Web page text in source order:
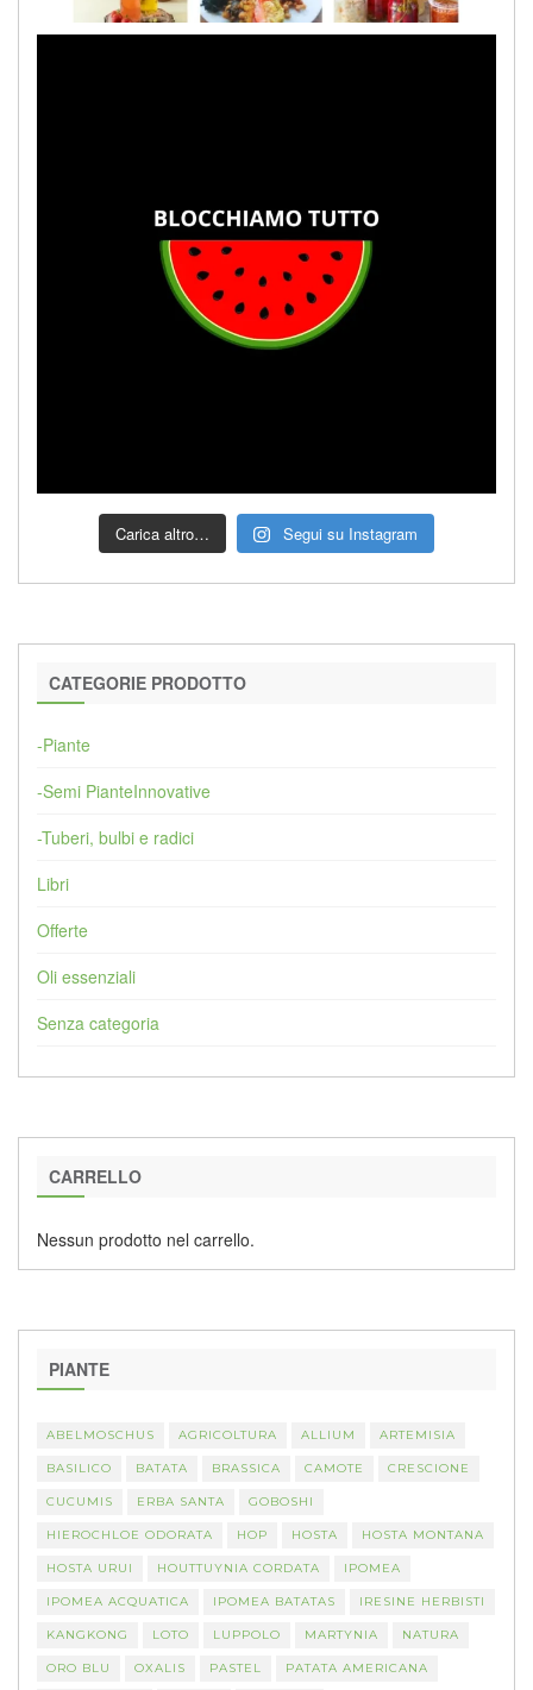
Carica altro… Segui su Instagram
CATEGORIE PRODOTTO
-Piante
-Semi PianteInnovative
-Tuberi, bulbi e radici
Libri
Offerte
Oli essenziali
Senza categoria
CARRELLO
Nessun prodotto nel carrello.
PIANTE
ABELMOSCHUS AGRICOLTURA ALLIUM ARTEMISIA
BASILICO BATATA BRASSICA CAMOTE CRESCIONE
CUCUMIS ERBA SANTA GOBOSHI
HIEROCHLOE ODORATA HOP HOSTA HOSTA MONTANA
HOSTA URUI HOUTTUYNIA CORDATA IPOMEA
IPOMEA ACQUATICA IPOMEA BATATAS IRESINE HERBISTI
KANGKONG LOTO LUPPOLO MARTYNIA NATURA
ORO BLU OXALIS PASTEL PATATA AMERICANA